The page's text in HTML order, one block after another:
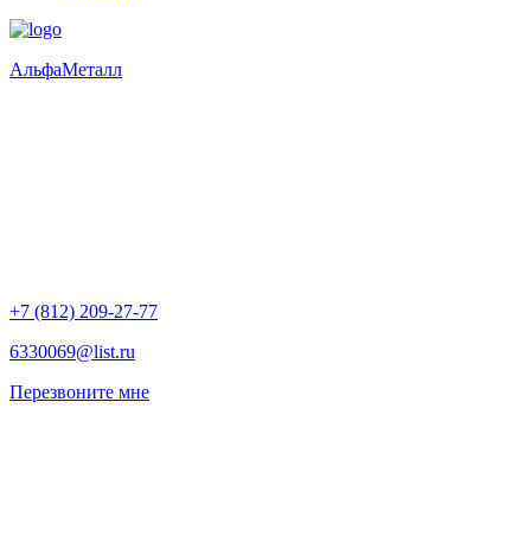
АльфаМеталл
+7 (812) 209-27-77
6330069@list.ru
Перезвоните мне